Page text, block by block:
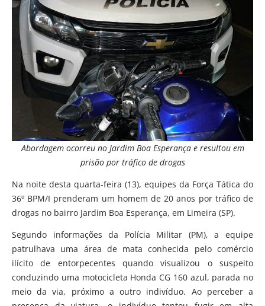
Abordagem ocorreu no Jardim Boa Esperança e resultou em
prisão por tráfico de drogas
Na noite desta quarta-feira (13), equipes da Força Tática do
36º BPM/I prenderam um homem de 20 anos por tráfico de
drogas no bairro Jardim Boa Esperança, em Limeira (SP).
Segundo informações da Polícia Militar (PM), a equipe
patrulhava uma área de mata conhecida pelo comércio
ilícito de entorpecentes quando visualizou o suspeito
conduzindo uma motocicleta Honda CG 160 azul, parada no
meio da via, próximo a outro indivíduo. Ao perceber a